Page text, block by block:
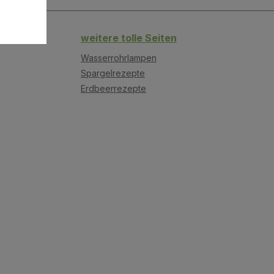
weitere tolle Seiten
Wasserrohrlampen
Spargelrezepte
Erdbeerrezepte